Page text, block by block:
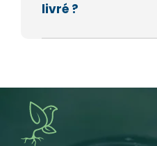
livré ?